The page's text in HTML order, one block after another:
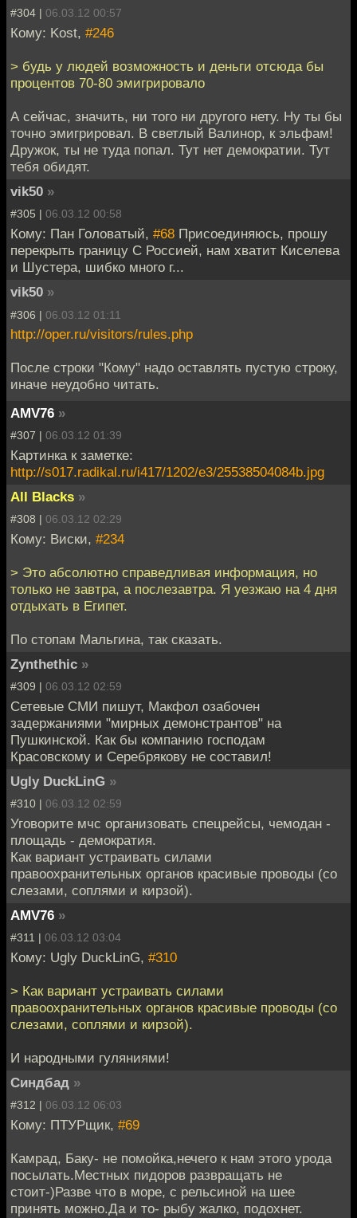
#304 | 06.03.12 00:57
Кому: Kost, #246
> будь у людей возможность и деньги отсюда бы
процентов 70-80 эмигрировало
А сейчас, значить, ни того ни другого нету. Ну ты бы
точно эмигрировал. В светлый Валинор, к эльфам!
Дружок, ты не туда попал. Тут нет демократии. Тут
тебя обидят.
vik50 »
#305 | 06.03.12 00:58
Кому: Пан Головатый, #68 Присоединяюсь, прошу
перекрыть границу С Россией, нам хватит Киселева
и Шустера, шибко много г...
vik50 »
#306 | 06.03.12 01:11
http://oper.ru/visitors/rules.php
После строки "Кому" надо оставлять пустую строку,
иначе неудобно читать.
AMV76 »
#307 | 06.03.12 01:39
Картинка к заметке:
http://s017.radikal.ru/i417/1202/e3/25538504084b.jpg
All Blacks »
#308 | 06.03.12 02:29
Кому: Виски, #234
> Это абсолютно справедливая информация, но
только не завтра, а послезавтра. Я уезжаю на 4 дня
отдыхать в Египет.
По стопам Мальгина, так сказать.
Zynthethic »
#309 | 06.03.12 02:59
Сетевые СМИ пишут, Макфол озабочен
задержаниями "мирных демонстрантов" на
Пушкинской. Как бы компанию господам
Красовскому и Серебрякову не составил!
Ugly DuckLinG »
#310 | 06.03.12 02:59
Уговорите мчс организовать спецрейсы, чемодан -
площадь - демократия.
Как вариант устраивать силами
правоохранительных органов красивые проводы (со
слезами, соплями и кирзой).
AMV76 »
#311 | 06.03.12 03:04
Кому: Ugly DuckLinG, #310
> Как вариант устраивать силами
правоохранительных органов красивые проводы (со
слезами, соплями и кирзой).
И народными гуляниями!
Синдбад »
#312 | 06.03.12 06:03
Кому: ПТУРщик, #69
Камрад, Баку- не помойка,нечего к нам этого урода
посылать.Местных пидоров развращать не
стоит-)Разве что в море, с рельсиной на шее
принять можно.Да и то- рыбу жалко, подохнет.